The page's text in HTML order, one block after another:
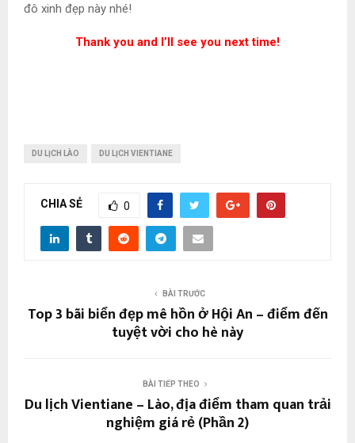
đô xinh đẹp này nhé!
Thank you and I’ll see you next time!
DU LỊCH LÀO DU LỊCH VIENTIANE
CHIA SẺ 0
BÀI TRƯỚC
Top 3 bãi biển đẹp mê hồn ở Hội An – điểm đến
tuyệt vời cho hè này
BÀI TIẾP THEO
Du lịch Vientiane – Lào, địa điểm tham quan trải
nghiệm giá rẻ (Phần 2)